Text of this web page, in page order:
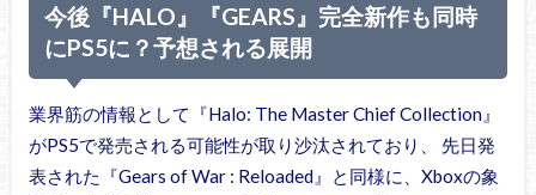
今後『HALO』『GEARS』完全新作も同時
にPS5に？予想される展開
業界筋の情報として『Halo: The Master Chief Collection』
がPS5で発売される可能性が取り沙汰されており、 先日発
表された『Gears of War : Reloaded』と同様に、Xboxの象